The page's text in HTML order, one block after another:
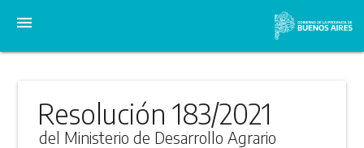
menu
Resolución 183/2021
del Ministerio de Desarrollo Agrario